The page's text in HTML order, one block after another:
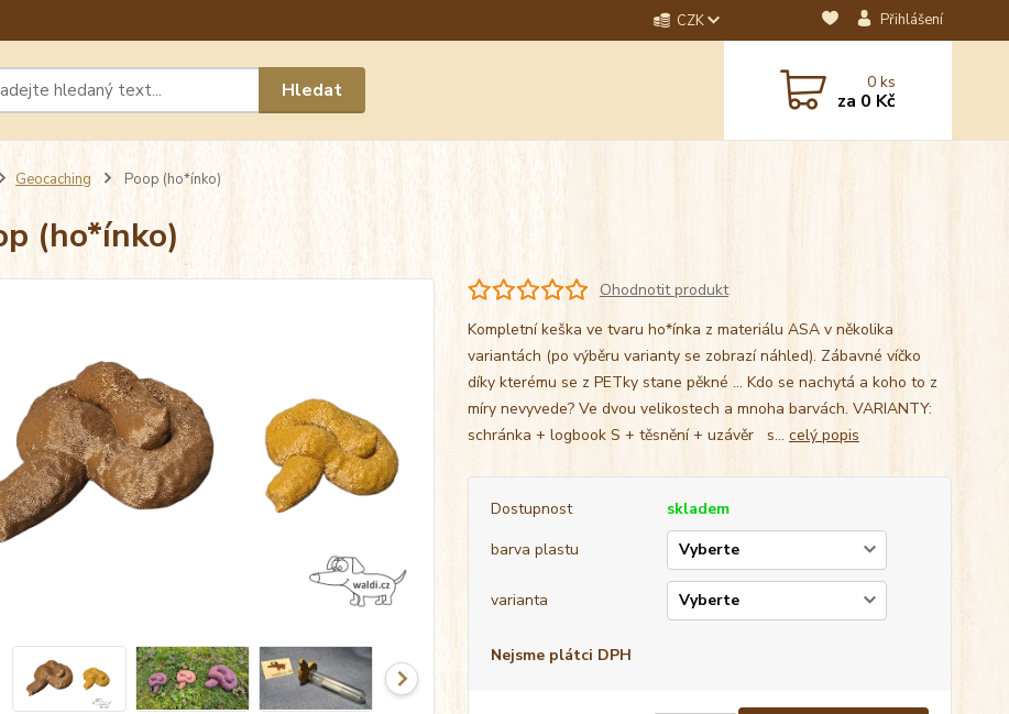
CZK Přihlášení
Hledat 0ks
za 0 Kč
Geocaching Poop (ho*ínko)
(ho*ínko)
Ohodnotit produkt
Kompletní keška ve tvaru ho*ínka z materiálu ASA v několika
variantách (po výběru varianty se zobrazí náhled). Zábavné víčko
díky kterému se z PETky stane pěkné ... Kdo se nachytá a koho to z
míry nevyvede? Ve dvou velikostech a mnoha barvách. VARIANTY:
schránka + logbook S + těsnění + uzávěr s... celý popis
Dostupnost
skladem
barva plastu
varianta
Nejsme plátci DPH